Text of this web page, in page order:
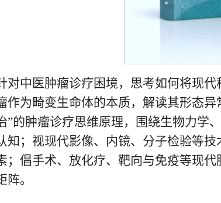
对中医肿瘤诊疗困境，思考如何将现
作为畸变生命体的本质，解读其形态
”的肿瘤诊疗思维原理，围绕生物力学
知；视现代影像、内镜、分子检验等
；倡手术、放化疗、靶向与免疫等现
。